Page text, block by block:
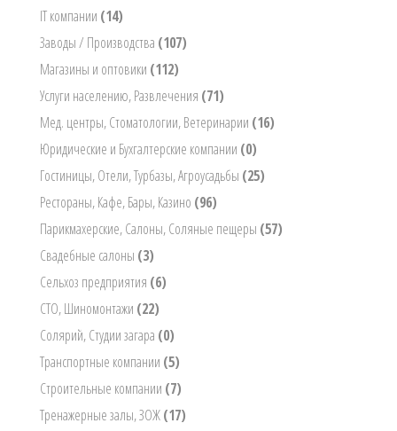
IT компании (14)
Заводы / Производства (107)
Магазины и оптовики (112)
Услуги населению, Развлечения (71)
Мед. центры, Стоматологии, Ветеринарии (16)
Юридические и Бухгалтерские компании (0)
Гостиницы, Отели, Турбазы, Агроусадьбы (25)
Рестораны, Кафе, Бары, Казино (96)
Парикмахерские, Салоны, Соляные пещеры (57)
Свадебные салоны (3)
Сельхоз предприятия (6)
СТО, Шиномонтажи (22)
Солярий, Студии загара (0)
Транспортные компании (5)
Строительные компании (7)
Тренажерные залы, ЗОЖ(17)